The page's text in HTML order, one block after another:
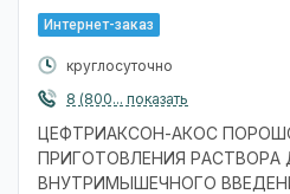
Интернет-заказ
круглосуточно
8 (800... показать
ЦЕФТРИАКСОН-АКОС
ПРИГОТОВЛЕНИЯ РАСТВОРА
ВНУТРИМЫШЕЧНОГО